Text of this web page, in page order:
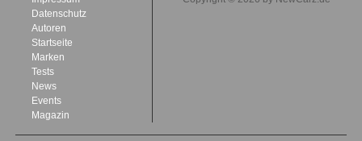
Datenschutz
Autoren
Startseite
Marken
Tests
News
Events
Magazin